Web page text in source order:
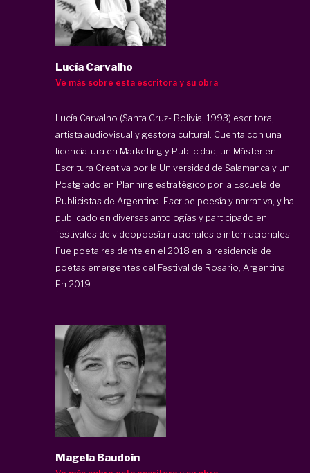
Lucía Carvalho
Ve más sobre esta escritora y su obra
Lucía Carvalho (Santa Cruz- Bolivia, 1993) escritora,
artista audiovisual y gestora cultural. Cuenta con una
licenciatura en Marketing y Publicidad, un Máster en
Escritura Creativa por la Universidad de Salamanca y un
Postgrado en Planning estratégico por la Escuela de
Publicistas de Argentina. Escribe poesía y narrativa, y ha
publicado en diversas antologías y participado en
festivales de videopoesía nacionales e internacionales.
Fue poeta residente en el 2018 en la residencia de
poetas emergentes del Festival de Rosario, Argentina.
En 2019 ...
Magela Baudoin